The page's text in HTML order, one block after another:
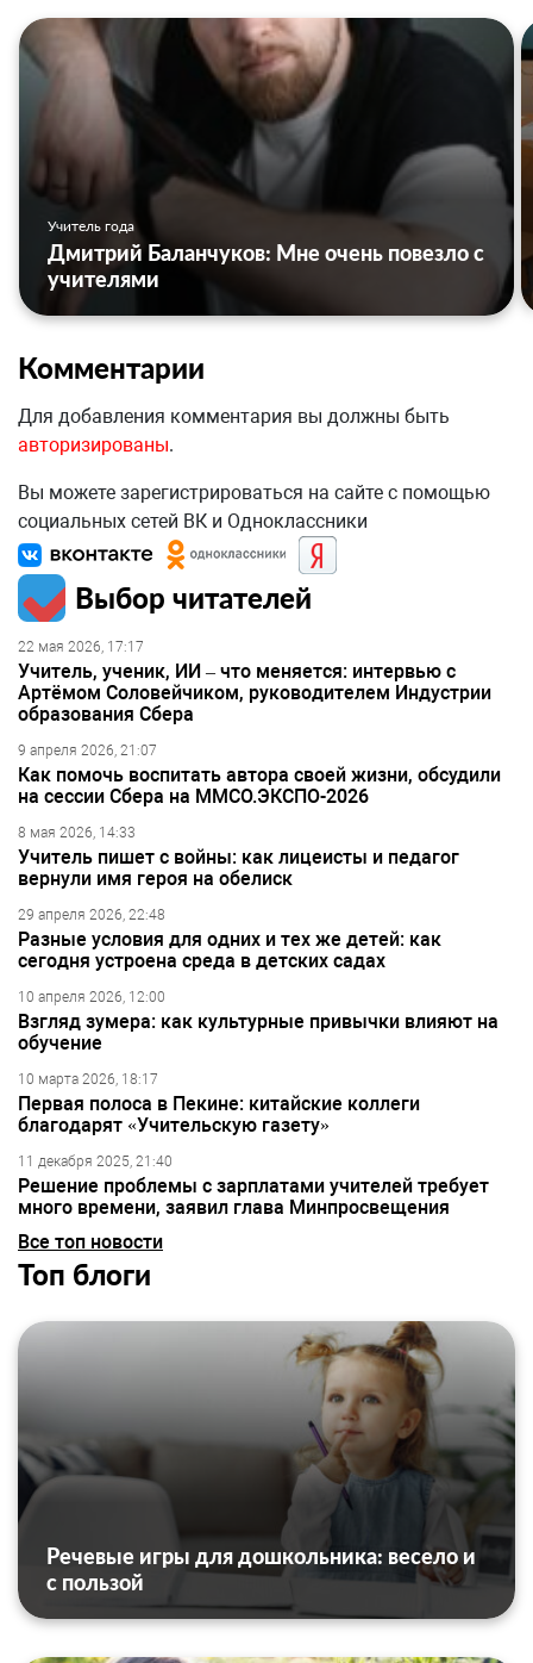
Учитель года
Дмитрий Баланчуков: Мне очень повезло с
учителями
Комментарии
Для добавления комментария вы должны быть
авторизированы.
Вы можете зарегистрироваться на сайте с помощью
социальных сетей ВК и Одноклассники
Выбор читателей
22 мая 2026, 17:17
Учитель, ученик, ИИ – что меняется: интервью с
Артёмом Соловейчиком, руководителем Индустрии
образования Сбера
9 апреля 2026, 21:07
Как помочь воспитать автора своей жизни, обсудили
на сессии Сбера на ММСО.ЭКСПО-2026
8 мая 2026, 14:33
Учитель пишет с войны: как лицеисты и педагог
вернули имя героя на обелиск
29 апреля 2026, 22:48
Разные условия для одних и тех же детей: как
сегодня устроена среда в детских садах
10 апреля 2026, 12:00
Взгляд зумера: как культурные привычки влияют на
обучение
10 марта 2026, 18:17
Первая полоса в Пекине: китайские коллеги
благодарят «Учительскую газету»
11 декабря 2025, 21:40
Решение проблемы с зарплатами учителей требует
много времени, заявил глава Минпросвещения
Все топ новости
Топ блоги
Речевые игры для дошкольника: весело и
с пользой